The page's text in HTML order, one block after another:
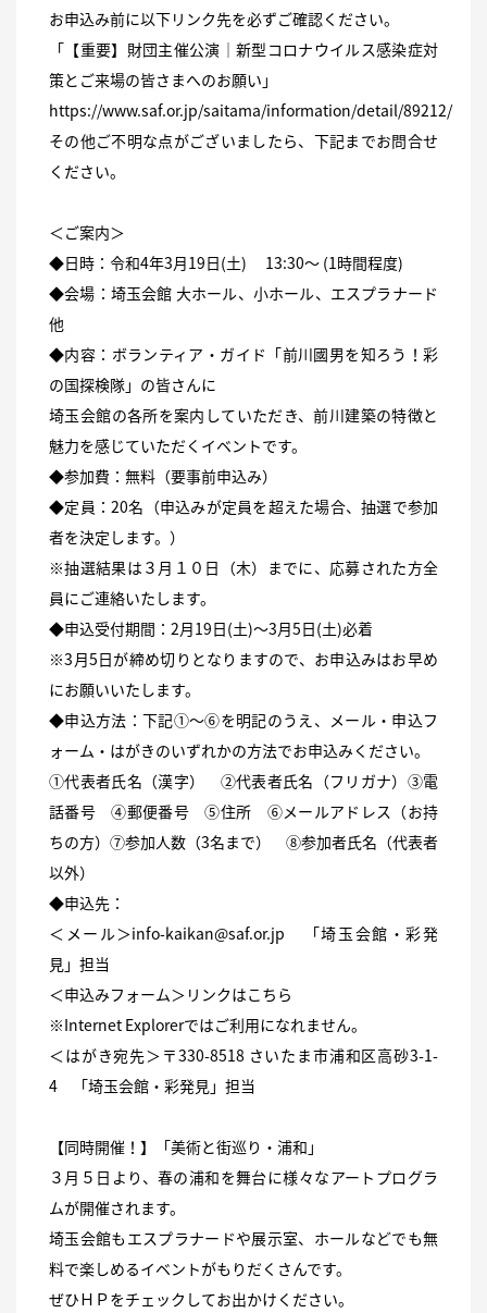
お申込み前に以下リンク先を必ずご確認ください。
「【重要】財団主催公演│新型コロナウイルス感染症対
策とご来場の皆さまへのお願い」
https://www.saf.or.jp/saitama/information/detail/89212/
その他ご不明な点がございましたら、下記までお問合せ
ください。
＜ご案内＞
◆日時：令和4年3月19日(土) 13:30～ (1時間程度)
◆会場：埼玉会館 大ホール、小ホール、エスプラナード
他
◆内容：ボランティア・ガイド「前川國男を知ろう！彩
の国探検隊」の皆さんに
埼玉会館の各所を案内していただき、前川建築の特徴と
魅力を感じていただくイベントです。
◆参加費：無料（要事前申込み）
◆定員：20名（申込みが定員を超えた場合、抽選で参加
者を決定します。）
※抽選結果は３月１０日（木）までに、応募された方全
員にご連絡いたします。
◆申込受付期間：2月19日(土)～3月5日(土)必着
※3月5日が締め切りとなりますので、お申込みはお早め
にお願いいたします。
◆申込方法：下記①～⑥を明記のうえ、メール・申込フ
ォーム・はがきのいずれかの方法でお申込みください。
①代表者氏名（漢字） ②代表者氏名（フリガナ）③電
話番号 ④郵便番号 ⑤住所 ⑥メールアドレス（お持
ちの方）⑦参加人数（3名まで） ⑧参加者氏名（代表者
以外）
◆申込先：
＜メール＞info-kaikan@saf.or.jp 「埼玉会館・彩発
見」担当
＜申込みフォーム＞リンクはこちら
※Internet Explorerではご利用になれません。
＜はがき宛先＞〒330-8518 さいたま市浦和区高砂3-1-
4 「埼玉会館・彩発見」担当
【同時開催！】「美術と街巡り・浦和」
３月５日より、春の浦和を舞台に様々なアートプログラ
ムが開催されます。
埼玉会館もエスプラナードや展示室、ホールなどでも無
料で楽しめるイベントがもりだくさんです。
ぜひＨＰをチェックしてお出かけください。